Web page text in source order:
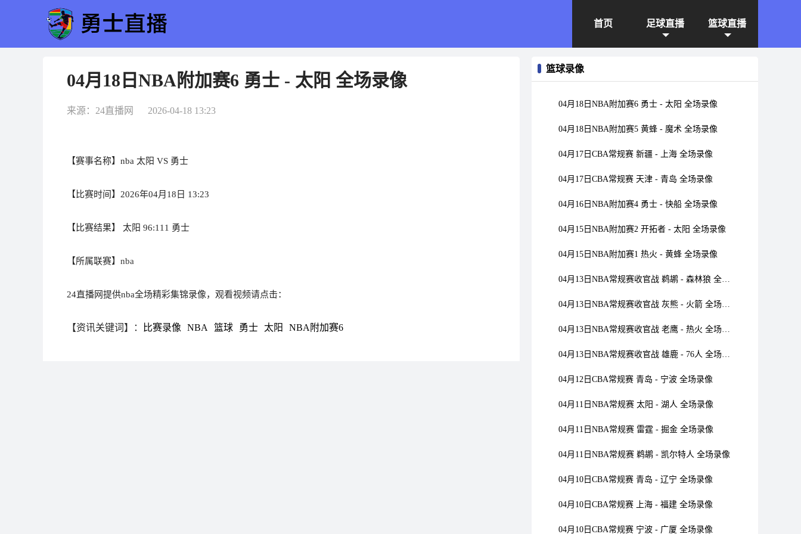
首页 足球直播 篮球直播
04月18日NBA附加赛6 勇士 - 太阳 全场录像
来源：24直播网 2026-04-18 13:23
【赛事名称】nba 太阳 VS 勇士
【比赛时间】2026年04月18日 13:23
【比赛结果】 太阳 96:111 勇士
【所属联赛】 nba
24直播网提供nba全场精彩集锦录像，观看视频请点击：
【资讯关键词】： 比赛录像 NBA 篮球 勇士 太阳 NBA附加赛6
篮球录像
04月18日NBA附加赛6 勇士 - 太阳 全场录像
04月18日NBA附加赛5 黄蜂 - 魔术 全场录像
04月17日CBA常规赛 新疆 - 上海 全场录像
04月17日CBA常规赛 天津 - 青岛 全场录像
04月16日NBA附加赛4 勇士 - 快船 全场录像
04月15日NBA附加赛2 开拓者 - 太阳 全场录像
04月15日NBA附加赛1 热火 - 黄蜂 全场录像
04月13日NBA常规赛收官战 鹈鹕 - 森林狼 全场录像
04月13日NBA常规赛收官战 灰熊 - 火箭 全场录像
04月13日NBA常规赛收官战 老鹰 - 热火 全场录像
04月13日NBA常规赛收官战 雄鹿 - 76人 全场录像
04月12日CBA常规赛 青岛 - 宁波 全场录像
04月11日NBA常规赛 太阳 - 湖人 全场录像
04月11日NBA常规赛 雷霆 - 掘金 全场录像
04月11日NBA常规赛 鹈鹕 - 凯尔特人 全场录像
04月10日CBA常规赛 青岛 - 辽宁 全场录像
04月10日CBA常规赛 上海 - 福建 全场录像
04月10日CBA常规赛 宁波 - 广厦 全场录像